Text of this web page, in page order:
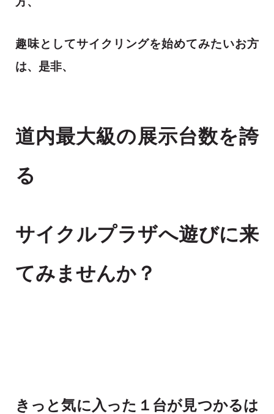
趣味としてサイクリングを始めてみたいお方
は、 是非、
道内最大級の展示台数を誇
る
サイクルプラザへ遊びに来
てみませんか？
きっと気に入った１台が見つかるは